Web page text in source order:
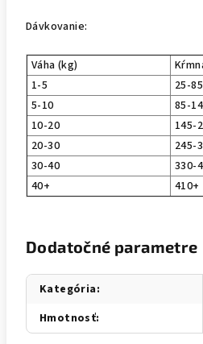
Dávkovanie:
Váha (kg)
1-5
25-85
5-10
85-
10-20
145-
20-30
245-
30-40
330-
40+
410+
Dodatočné parametre
Kategória:
Hmotnosť: